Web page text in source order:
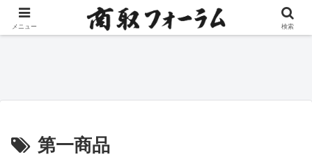
コンテンツへスキップ
第一商品
メニュー 検索